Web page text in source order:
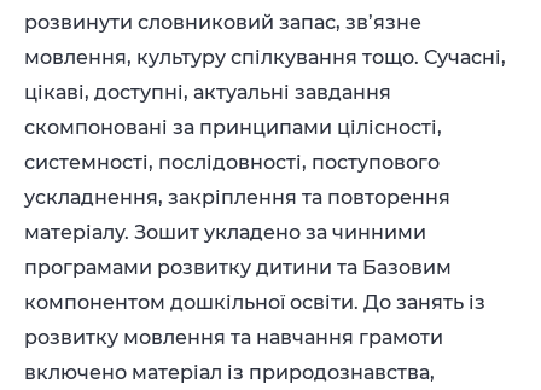
розвинути словниковий запас, зв’язне
мовлення, культуру спілкування тощо. Сучасні,
цікаві, доступні, актуальні завдання
скомпоновані за принципами цілісності,
системності, послідовності, поступового
ускладнення, закріплення та повторення
матеріалу. Зошит укладено за чинними
програмами розвитку дитини та Базовим
компонентом дошкільної освіти. До занять із
розвитку мовлення та навчання грамоти
включено матеріал із природознавства,